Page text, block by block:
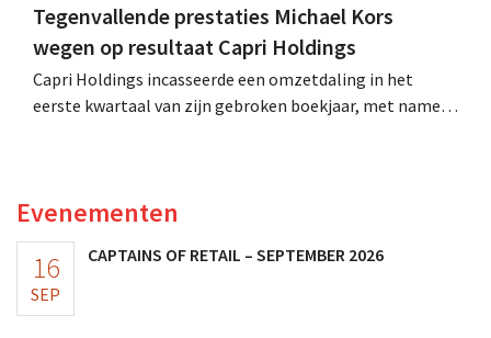
Tegenvallende prestaties Michael Kors
wegen op resultaat Capri Holdings
Capri Holdings incasseerde een omzetdaling in het
eerste kwartaal van zijn gebroken boekjaar, met name
Evenementen
16
SEP
CAPTAINS OF RETAIL – SEPTEMBER 2026